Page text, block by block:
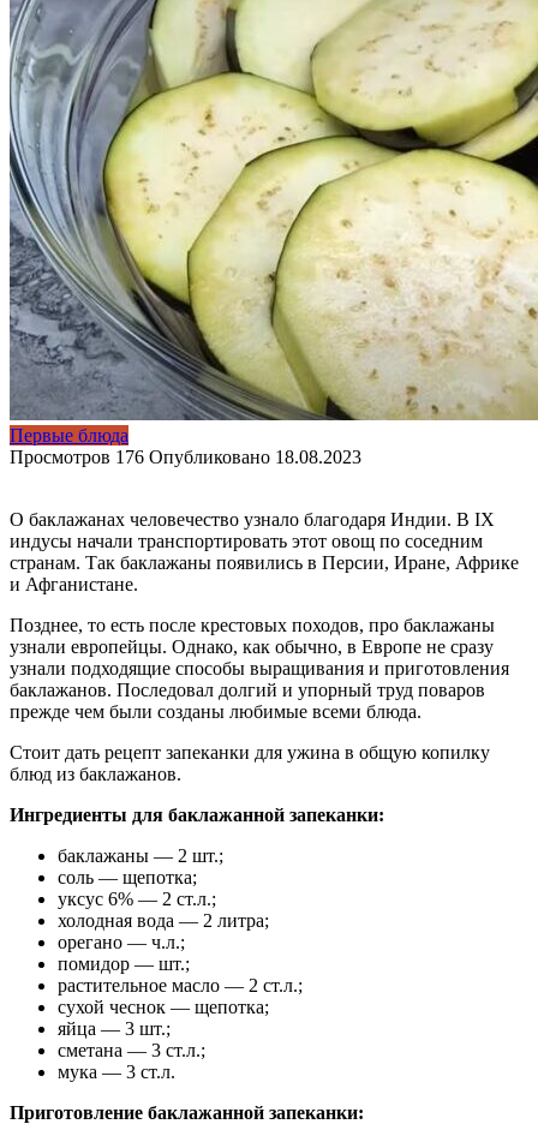
Первые блюда
Просмотров 176 Опубликовано 18.08.2023
О баклажанах человечество узнало благодаря Индии. В IX
индусы начали транспортировать этот овощ по соседним
странам. Так баклажаны появились в Персии, Иране, Африке
и Афганистане.
Позднее, то есть после крестовых походов, про баклажаны
узнали европейцы. Однако, как обычно, в Европе не сразу
узнали подходящие способы выращивания и приготовления
баклажанов. Последовал долгий и упорный труд поваров
прежде чем были созданы любимые всеми блюда.
Стоит дать рецепт запеканки для ужина в общую копилку
блюд из баклажанов.
Ингредиенты для баклажанной запеканки:
баклажаны — 2 шт.;
соль — щепотка;
уксус 6% — 2 ст.л.;
холодная вода — 2 литра;
орегано — ч.л.;
помидор — шт.;
растительное масло — 2 ст.л.;
сухой чеснок — щепотка;
яйца — 3 шт.;
сметана — 3 ст.л.;
мука — 3 ст.л.
Приготовление баклажанной запеканки: